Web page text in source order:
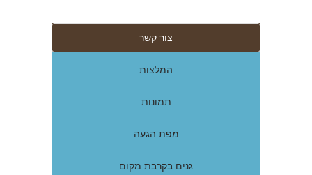
צור קשר
המלצות
תמונות
מפת הגעה
גנים בקרבת מקום